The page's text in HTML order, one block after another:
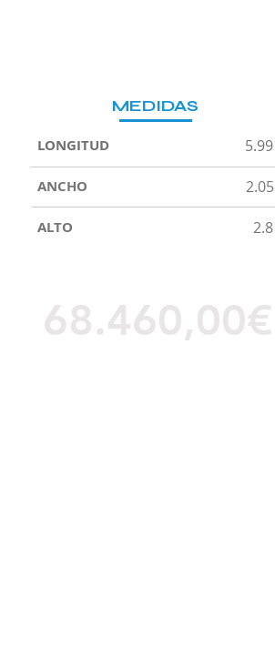
MEDIDAS
LONGITUD 5.99
ANCHO 2.05
ALTO 2.8
68.460,00€